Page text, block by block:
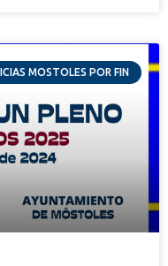
MOSTOLES POR FIN